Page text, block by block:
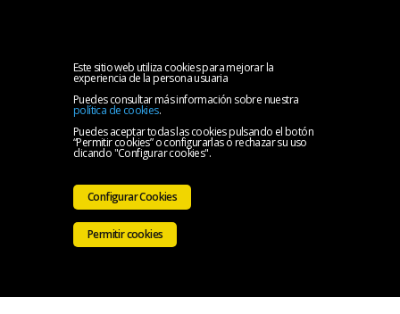
Este sitio web utiliza cookies para mejorar la
experiencia de la persona usuaria
Puedes consultar más información sobre nuestra
política de cookies.
Puedes aceptar todas las cookies pulsando el botón
“Permitir cookies” o configurarlas o rechazar su uso
clicando "Configurar cookies".
Configurar Cookies
Permitir cookies